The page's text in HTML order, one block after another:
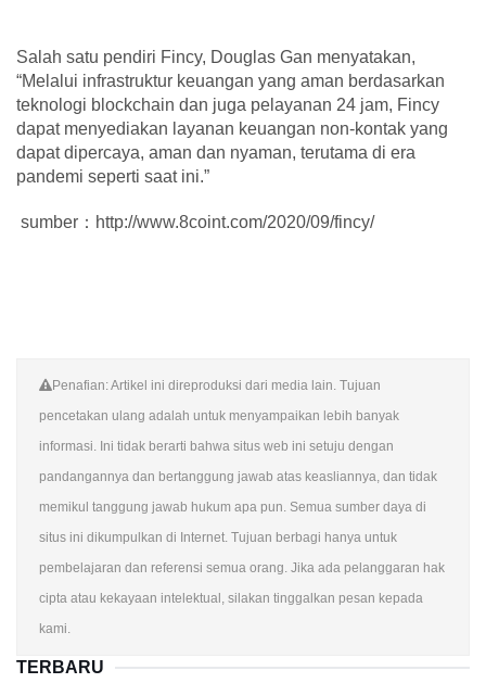
Salah satu pendiri Fincy, Douglas Gan menyatakan,
“Melalui infrastruktur keuangan yang aman berdasarkan
teknologi blockchain dan juga pelayanan 24 jam, Fincy
dapat menyediakan layanan keuangan non-kontak yang
dapat dipercaya, aman dan nyaman, terutama di era
pandemi seperti saat ini.”
sumber：http://www.8coint.com/2020/09/fincy/
Penafian: Artikel ini direproduksi dari media lain. Tujuan
pencetakan ulang adalah untuk menyampaikan lebih banyak
informasi. Ini tidak berarti bahwa situs web ini setuju dengan
pandangannya dan bertanggung jawab atas keasliannya, dan tidak
memikul tanggung jawab hukum apa pun. Semua sumber daya di
situs ini dikumpulkan di Internet. Tujuan berbagi hanya untuk
pembelajaran dan referensi semua orang. Jika ada pelanggaran hak
cipta atau kekayaan intelektual, silakan tinggalkan pesan kepada
kami.
TERBARU